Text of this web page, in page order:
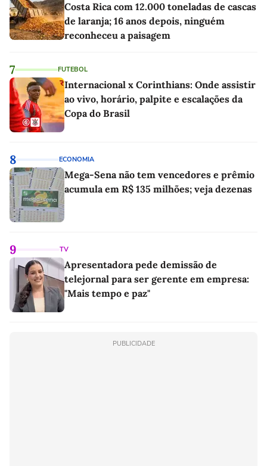
Costa Rica com 12.000 toneladas de cascas
de laranja; 16 anos depois, ninguém
reconheceu a paisagem
7 FUTEBOL
Internacional x Corinthians: Onde assistir
ao vivo, horário, palpite e escalações da
Copa do Brasil
8 ECONOMIA
Mega-Sena não tem vencedores e prêmio
acumula em R$ 135 milhões; veja dezenas
9 TV
Apresentadora pede demissão de
telejornal para ser gerente em empresa:
"Mais tempo e paz"
PUBLICIDADE